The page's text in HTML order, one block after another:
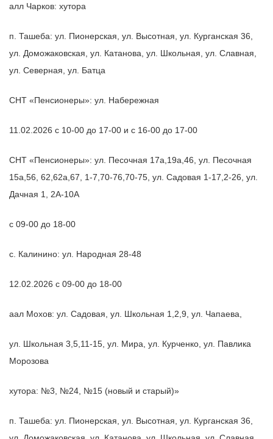
алл Чарков: хутора
п. Ташеба: ул. Пионерская, ул. Высотная, ул. Курганская 36,
ул. Доможаковская, ул. Катанова, ул. Школьная, ул. Славная,
ул. Северная, ул. Батца
СНТ «Пенсионеры»: ул. Набережная
11.02.2026 с 10-00 до 17-00 и с 16-00 до 17-00
СНТ «Пенсионеры»: ул. Песочная 17а,19а,46, ул. Песочная
15а,56, 62,62а,67, 1-7,70-76,70-75, ул. Садовая 1-17,2-26, ул.
Дачная 1, 2А-10А
с 09-00 до 18-00
с. Калинино: ул. Народная 28-48
12.02.2026 с 09-00 до 18-00
аал Мохов: ул. Садовая, ул. Школьная 1,2,9, ул. Чапаева,
ул. Школьная 3,5,11-15, ул. Мира, ул. Курченко, ул. Павлика
Морозова
хутора: №3, №24, №15 (новый и старый)»
п. Ташеба: ул. Пионерская, ул. Высотная, ул. Курганская 36,